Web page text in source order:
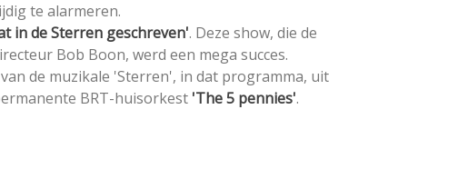
te alarmeren.
in de Sterren geschreven'. Deze show, die de
Bob Boon, werd een mega succes.
de muzikale 'Sterren', in dat programma, uit
BRT-huisorkest 'The 5 pennies'.